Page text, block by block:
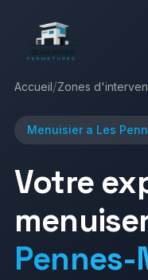
Accueil
Services
Réalisations
Accueil/Zones
Menuisier a Les
Votre